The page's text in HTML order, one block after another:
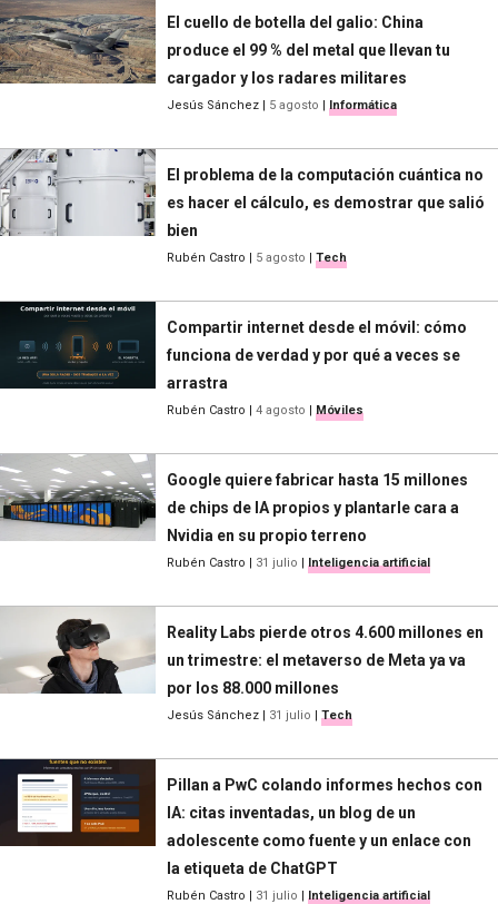
El cuello de botella del galio: China
produce el 99 % del metal que llevan tu
cargador y los radares militares
Jesús Sánchez | 5 agosto | Informática
El problema de la computación cuántica no
es hacer el cálculo, es demostrar que salió
bien
Rubén Castro | 5 agosto | Tech
Compartir internet desde el móvil: cómo
funciona de verdad y por qué a veces se
arrastra
Rubén Castro | 4 agosto | Móviles
Google quiere fabricar hasta 15 millones
de chips de IA propios y plantarle cara a
Nvidia en su propio terreno
Rubén Castro | 31 julio | Inteligencia artificial
Reality Labs pierde otros 4.600 millones en
un trimestre: el metaverso de Meta ya va
por los 88.000 millones
Jesús Sánchez | 31 julio | Tech
Pillan a PwC colando informes hechos con
IA: citas inventadas, un blog de un
adolescente como fuente y un enlace con
la etiqueta de ChatGPT
Rubén Castro | 31 julio | Inteligencia artificial